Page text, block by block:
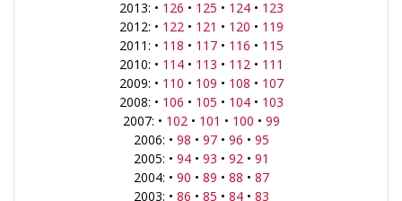
2013: • 126 • 125 • 124• 123
2012: • 122 • 121 • 120 • 119
2011: • 118 • 117• 116 • 115
2010: • 114• 113 • 112 • 111
2009: • 110 • 109 • 108 • 107
2008: • 106 • 105 • 104• 103
2007: • 102 • 101 • 100 • 99
2006: • 98 • 97• 96 • 95
2005: • 94• 93 • 92 • 91
2004: • 90 • 89 • 88 • 87
2003: • 86 • 85 • 84• 83